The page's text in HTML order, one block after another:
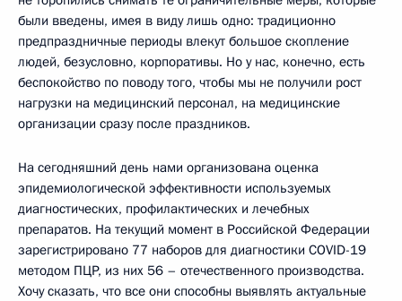
были введены, имея в виду лишь одно: традиционно
предпраздничные периоды влекут большое скопление
людей, безусловно, корпоративы. Но у нас, конечно, есть
беспокойство по поводу того, чтобы мы не получили рост
нагрузки на медицинский персонал, на медицинские
организации сразу после праздников.
На сегодняшний день нами организована оценка
эпидемиологической эффективности используемых
диагностических, профилактических и лечебных
препаратов. На текущий момент в Российской Федерации
зарегистрировано 77 наборов для диагностики COVID-19
методом ПЦР, из них 56 – отечественного производства.
Хочу сказать, что все они способны выявлять актуальные